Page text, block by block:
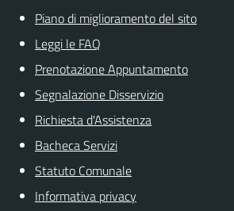
Piano di miglioramento del sito
Leggi le FAQ
Prenotazione Appuntamento
Segnalazione Disservizio
Richiesta d'Assistenza
Bacheca Servizi
Statuto Comunale
Informativa privacy